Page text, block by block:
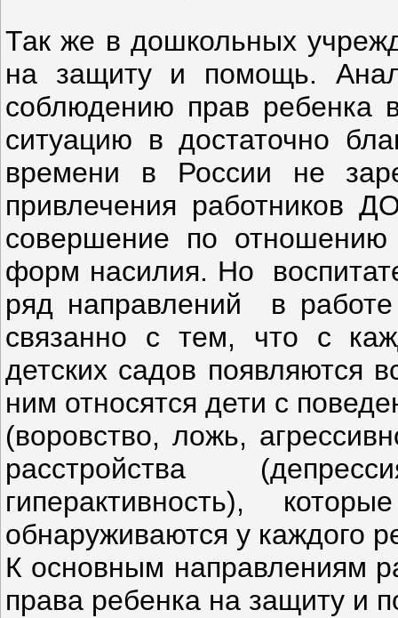
Так же в дошкольных
на защиту и помощь.
соблюдению прав ребенка
ситуацию в достаточно
времени в России не
привлечения работников
совершение по
форм насилия. Но
ряд направлений в
связанно с тем, что с
детских садов появляются
ним относятся дети с
(воровство, ложь,
расстройства
гиперактивность),
обнаруживаются у каждого
К основным направлениям
права ребенка на защиту и